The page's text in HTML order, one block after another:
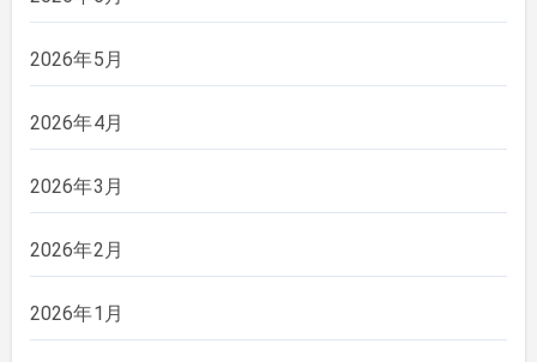
2026年5月
2026年4月
2026年3月
2026年2月
2026年1月